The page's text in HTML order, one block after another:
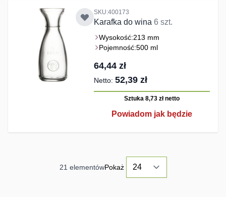
SKU:400173
Karafka do wina 6 szt.
Wysokość:213 mm
Pojemność:500 ml
64,44 zł
52,39 zł
Sztuka 8,73 złnetto
Powiadom jak będzie
21 elementówPokaż